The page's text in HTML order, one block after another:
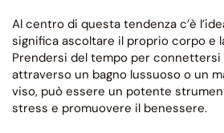
Al centro di questa tendenza c’è
significa ascoltare il proprio corpo e
Prendersi del tempo per connettersi
attraverso un bagno lussuoso o un
viso, può essere un potente
stress e promuovere il benessere.